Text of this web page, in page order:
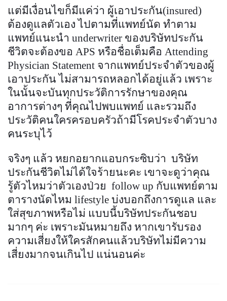
แต่มีเงื่อนไขก็มีแค่ว่า ผู้เอาประกัน(insured)
ต้องดูแลตัวเอง ไปตามที่แพทย์นัด ทำตาม
แพทย์แนะนำ underwriter ของบริษัทประกัน
ชีวิตจะต้องขอ APS หรือชื่อเต็มคือ Attending
Physician Statement จากแพทย์ประจำตัวของผู้
เอาประกัน ไม่สามารถหลอกได้อยู่แล้ว เพราะ
ในนั้นจะบันทุกประวัติการรักษาของคุณ
อาการต่างๆ ที่คุณไปพบแพทย์ และรวมถึง
ประวัติคนใครครอบครัวถ้ามีโรคประจำตัวบาง
คนระบุไว้
จริงๆ แล้ว หยกอยากแอบกระซิบว่า บริษัท
ประกันชีวิตไม่ได้ใจร้ายนะคะ เขาจะดูว่าคุณ
รู้ตัวไหมว่าตัวเองป่วย follow up กับแพทย์ตาม
ตารางนัดไหม lifestyle บ่งบอกถึงการดูแล และ
ใส่สุขภาพหรือไม่ แบบนี้บริษัทประกันชอบ
มากๆ ค่ะ เพราะมันหมายถึง หากเขารับรอง
ความเสี่ยงให้ใครสักคนแล้วบริษัทไม่มีความ
เสี่ยงมากจนเกินไป แน่นอนค่ะ